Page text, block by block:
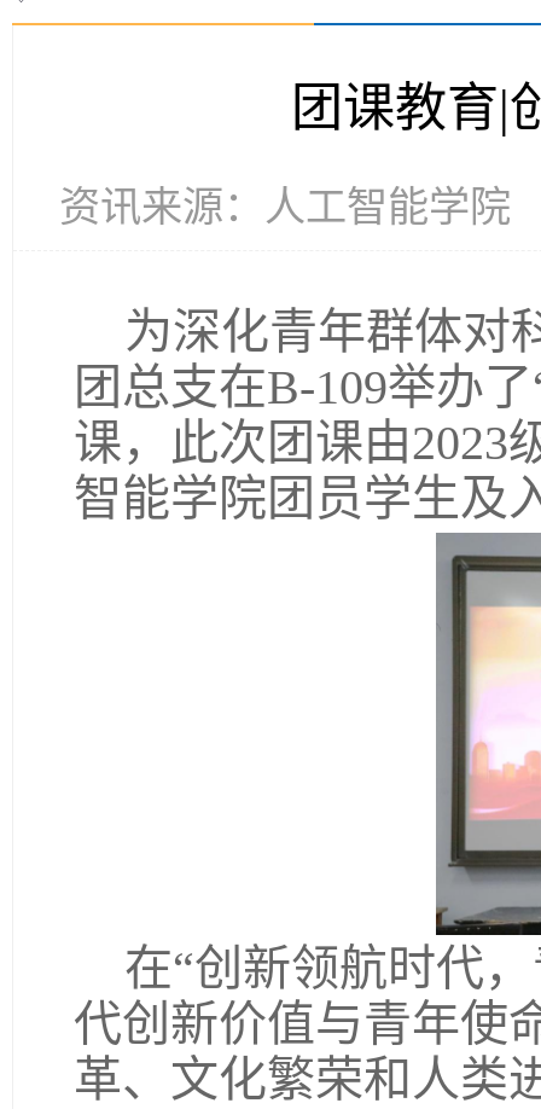
团课教育|
资讯来源：人工智能学
为深化青年群体对
团总支在B-109举办
课，此次团课由2023
智能学院团员学生及
在“创新领航时代
代创新价值与青年使
革、文化繁荣和人类